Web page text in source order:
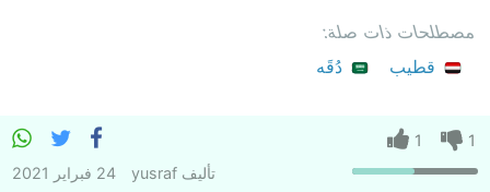
مصطلحات ذات صلة:
قطيب
دُقَه
1
1
تأليفyusraf 24 فبراير 2021